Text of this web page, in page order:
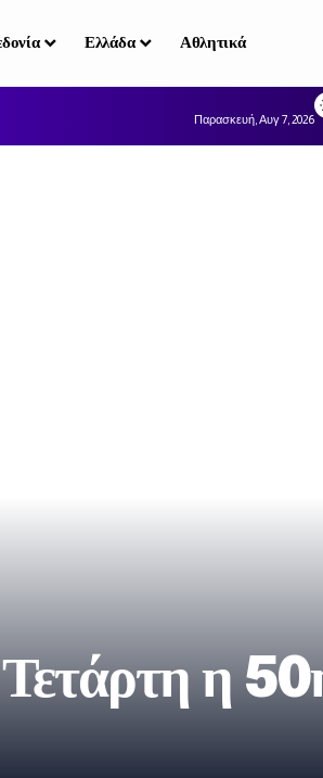
Ελλάδα Αθλητικά
Παρασκευή, Αυγ 7, 2026
Τετάρτη η